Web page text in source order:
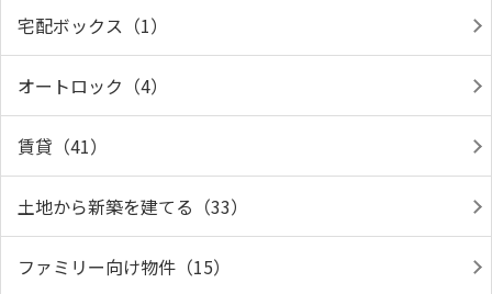
宅配ボックス（1）
オートロック（4）
賃貸（41）
土地から新築を建てる（33）
ファミリー向け物件（15）